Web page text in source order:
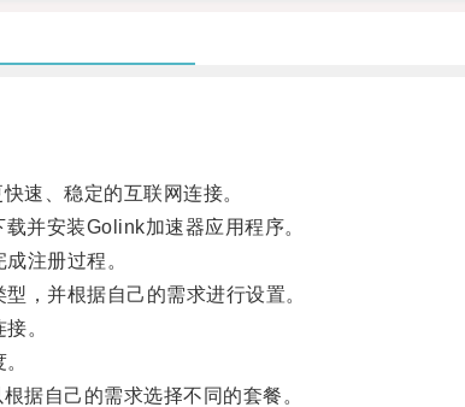
、稳定的互联网连接。
并安装Golink加速器应用程序。
注册过程。
，并根据自己的需求进行设置。
。
自己的需求选择不同的套餐。